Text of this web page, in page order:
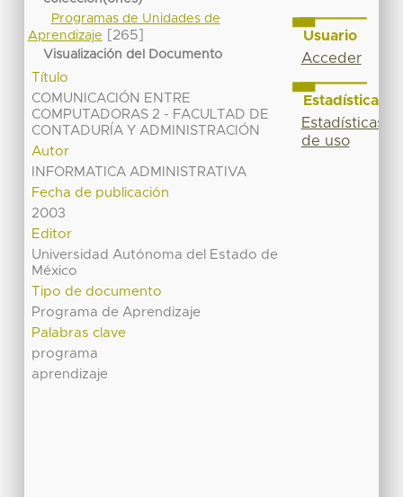
Programas de Unidades de
Aprendizaje
[265]
Visualización del Documento
Título
COMUNICACIÓN ENTRE
COMPUTADORAS 2 - FACULTAD DE
CONTADURÍA Y ADMINISTRACIÓN
Autor
INFORMATICA ADMINISTRATIVA
Fecha de publicación
2003
Editor
Universidad Autónoma del Estado de
México
Tipo de documento
Programa de Aprendizaje
Palabras clave
programa
aprendizaje
Usuario
Acceder
Estadísticas
Estadísticas
de uso